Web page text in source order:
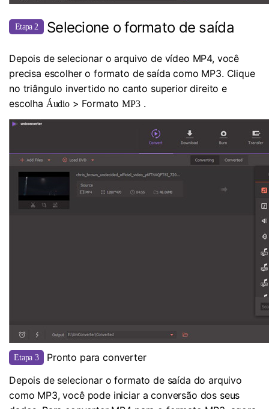
Etapa 2 Selecione o formato de saída
Depois de selecionar o arquivo de vídeo MP4, você
precisa escolher o formato de saída como MP3. Clique
no triângulo invertido no canto superior direito e
escolha Áudio> FormatoMP3.
Etapa 3
Pronto para converter
Depois de selecionar o formato de saída do arquivo
como MP3, você pode iniciar a conversão dos seus